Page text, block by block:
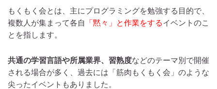
もくもく会とは、主にプログラミングを勉強する目的で、
複数人が集まって各自
「黙々」と作業をするイベントのこ
とを指します。
共通の学習言語や所属業界、習熟度などのテーマ別で開催
される場合が多く、過去には「筋肉もくもく会」のような
尖ったイベントもありました。